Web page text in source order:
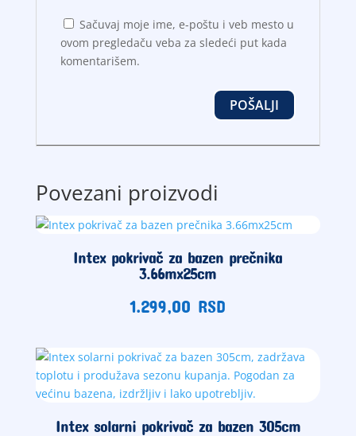
Sačuvaj moje ime, e-poštu i veb mesto u
ovom pregledaču veba za sledeći put kada
komentarišem.
Povezani proizvodi
Intex pokrivač za bazen prečnika
3.66mx25cm
1.299,00 RSD
Intex solarni pokrivač za bazen 305cm